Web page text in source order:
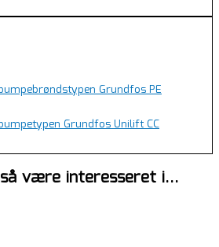
Grundfos PE
Grundfos Unilift CC
være interesseret i…